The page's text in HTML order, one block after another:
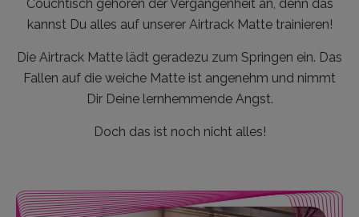
Couchtisch gehören der Vergangenheit an, denn das
kannst Du alles auf unserer Airtrack Matte trainieren!
Die Airtrack Matte lädt geradezu zum Springen ein. Das
Fallen auf die weiche Matte ist angenehm und nimmt
Dir Deine lernhemmende Angst.
Doch das ist noch nicht alles!